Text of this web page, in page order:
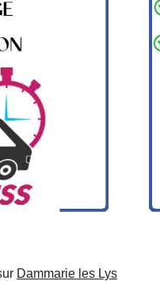
Dammarie les Lys